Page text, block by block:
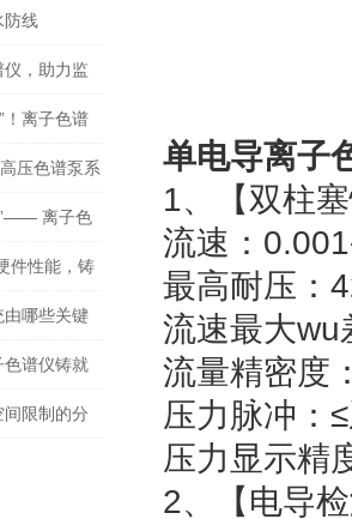
防线
，助力监
！离子色谱
压色谱泵系
”—— 离子色
件性能，铸
由哪些关键
？
色谱仪铸就
限制的分
单电导离子
1、【双柱
流速：
最高耐压：
流速最大wu
流量精密度
压力脉冲：
压力显示精
2、【电导